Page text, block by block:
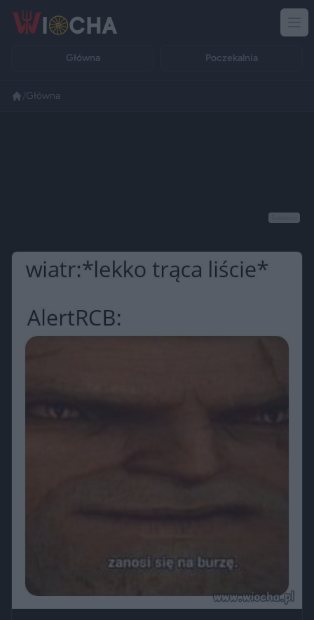
Główna Poczekalnia
Główna